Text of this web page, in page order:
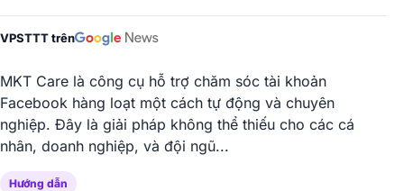
VPSTTT trên
MKT Care là công cụ hỗ trợ chăm sóc tài khoản
Facebook hàng loạt một cách tự động và chuyên
nghiệp. Đây là giải pháp không thể thiếu cho các cá
nhân, doanh nghiệp, và đội ngũ...
Hướng dẫn